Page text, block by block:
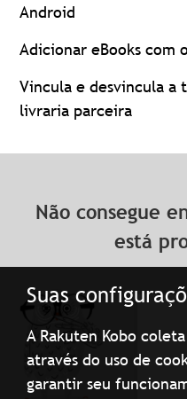
Suas
A Rakuten Kobo
através do uso de
garantir seu
Android
Adicionar eBooks com
Vincula e desvincula a
livraria parceira
Não consegue
está